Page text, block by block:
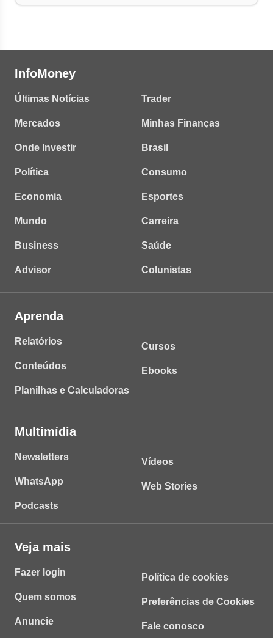
InfoMoney
Últimas Notícias
Mercados
Onde Investir
Política
Economia
Mundo
Business
Advisor
Trader
Minhas Finanças
Brasil
Consumo
Esportes
Carreira
Saúde
Colunistas
Aprenda
Relatórios
Conteúdos
Planilhas e Calculadoras
Cursos
Ebooks
Multimídia
Newsletters
WhatsApp
Podcasts
Vídeos
Web Stories
Veja mais
Fazer login
Quem somos
Anuncie
Política de cookies
Preferências de Cookies
Fale conosco